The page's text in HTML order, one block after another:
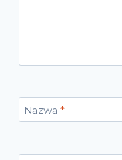
Nazwa *